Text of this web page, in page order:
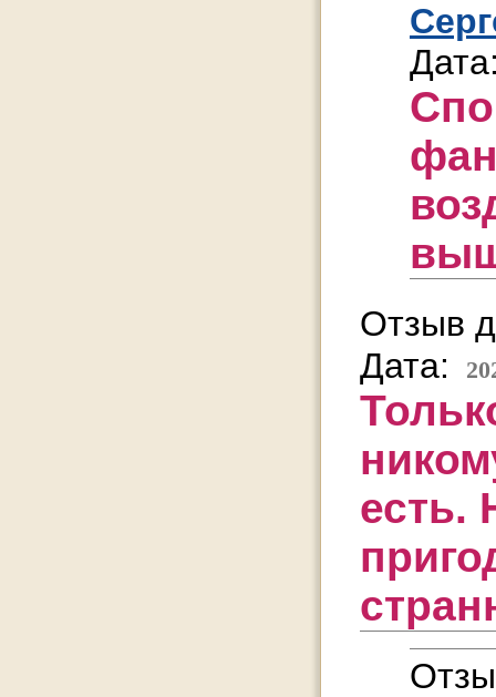
Отзыв
Дата:
есть.